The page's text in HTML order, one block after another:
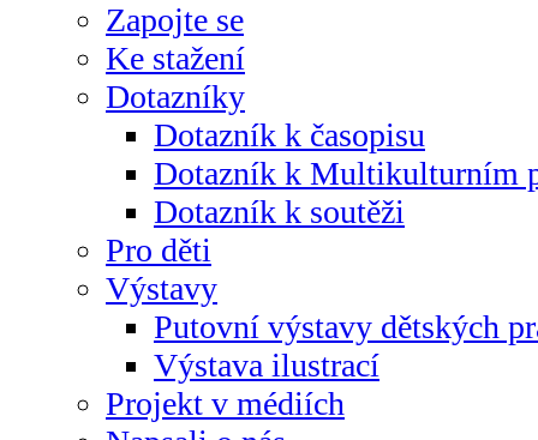
Zapojte se
Ke stažení
Dotazníky
Dotazník k časopisu
Dotazník k Multikulturním
Dotazník k soutěži
Pro děti
Výstavy
Putovní výstavy dětských
Výstava ilustrací
Projekt v médiích